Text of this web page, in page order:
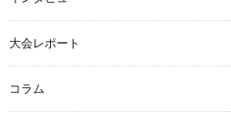
大会レポート
コラム